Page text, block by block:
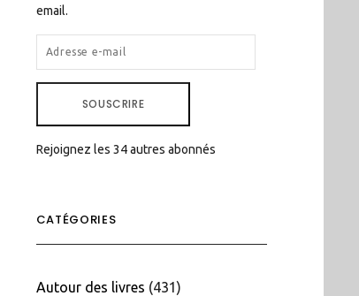
email.
ADRESSE
E-
SOUSCRIRE
Rejoignez les 34 autres abonnés
CATÉGORIES
Autour des livres (431)